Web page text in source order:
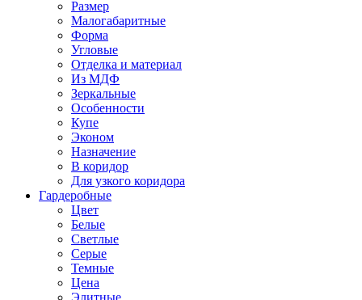
Размер
Малогабаритные
Форма
Угловые
Отделка и материал
Из МДФ
Зеркальные
Особенности
Купе
Эконом
Назначение
В коридор
Для узкого коридора
Гардеробные
Цвет
Белые
Светлые
Серые
Темные
Цена
Элитные